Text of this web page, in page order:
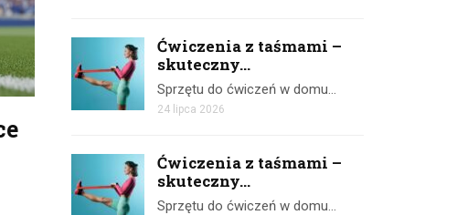
Ćwiczenia z taśmami –
skuteczny...
Sprzętu do ćwiczeń w domu…
24 lipca 2026
Ćwiczenia z taśmami –
skuteczny...
Sprzętu do ćwiczeń w domu…